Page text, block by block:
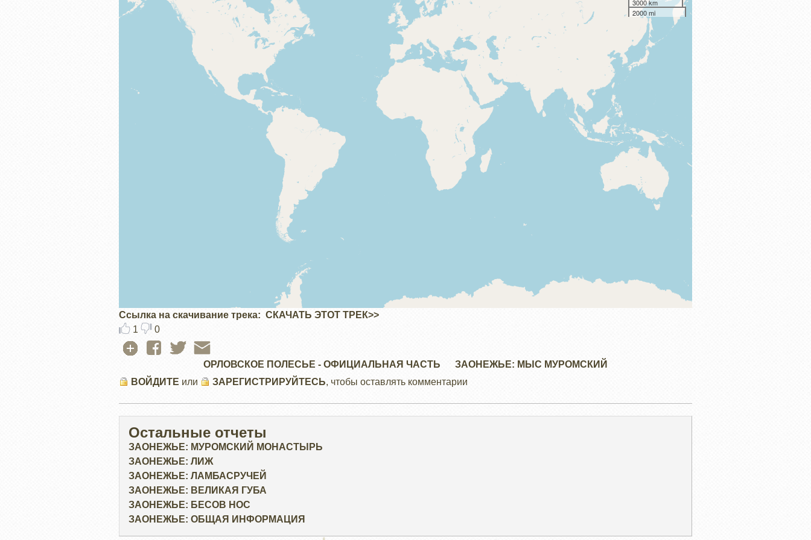
3000 km
2000 mi
Ссылка на скачивание трека
СКАЧАТЬ ЭТОТ ТРЕК>>
1
0
ОРЛОВСКОЕ ПОЛЕСЬЕ - ОФИЦИАЛЬНАЯ ЧАСТЬ
ЗАОНЕЖЬЕ: МЫС МУРОМСКИЙ
ВОЙДИТЕ или ЗАРЕГИСТРИРУЙТЕСЬ, чтобы оставлять комментарии
Остальные отчеты
ЗАОНЕЖЬЕ: МУРОМСКИЙ МОНАСТЫРЬ
ЗАОНЕЖЬЕ: ЛИЖ
ЗАОНЕЖЬЕ: ЛАМБАСРУЧЕЙ
ЗАОНЕЖЬЕ: ВЕЛИКАЯ ГУБА
ЗАОНЕЖЬЕ: БЕСОВ НОС
ЗАОНЕЖЬЕ: ОБЩАЯ ИНФОРМАЦИЯ